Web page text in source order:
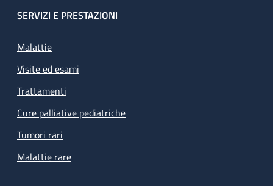
SERVIZI E PRESTAZIONI
Malattie
Visite ed esami
Trattamenti
Cure palliative pediatriche
Tumori rari
Malattie rare